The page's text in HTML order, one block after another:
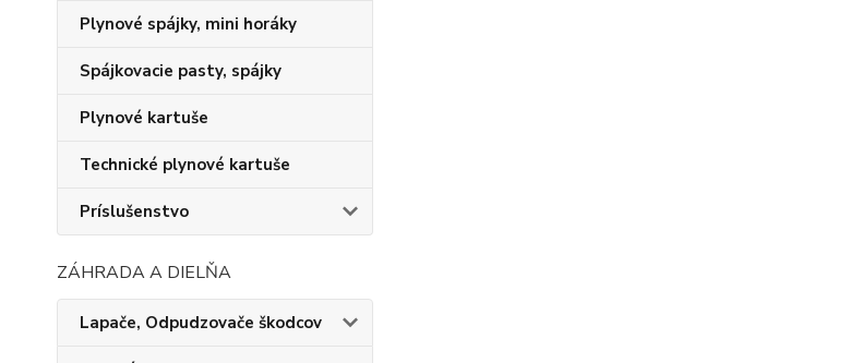
Plynové spájky, mini horáky
Spájkovacie pasty, spájky
Plynové kartuše
Technické plynové kartuše
Príslušenstvo
ZÁHRADA A DIELŇA
Lapače, Odpudzovače škodcov